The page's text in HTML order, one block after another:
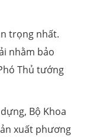
trọng nhất.
nhằm bảo
Thủ tướng
Bộ Khoa
xuất phương